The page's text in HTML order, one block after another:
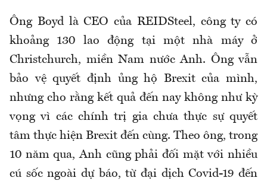
Ông Boyd là CEO của REIDSteel, công ty có
khoảng 130 lao động tại một nhà máy ở
Christchurch, miền Nam nước Anh. Ông vẫn
bảo vệ quyết định ủng hộ Brexit của mình,
nhưng cho rằng kết quả đến nay không như kỳ
vọng vì các chính trị gia chưa thực sự quyết
tâm thực hiện Brexit đến cùng. Theo ông, trong
10 năm qua, Anh cũng phải đối mặt với nhiều
cú sốc ngoài dự báo, từ đại dịch Covid-19 đến